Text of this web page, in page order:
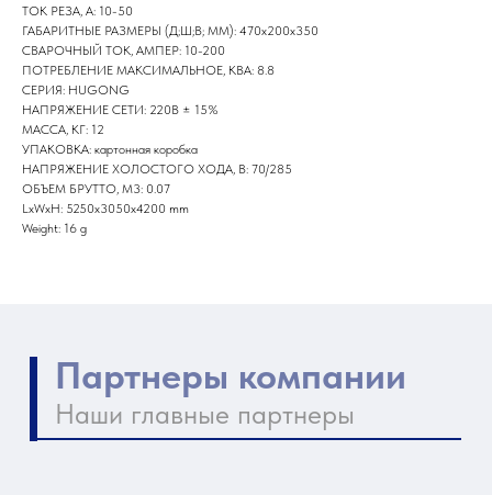
ТОК РЕЗА, А: 10-50
ГАБАРИТНЫЕ РАЗМЕРЫ (Д;Ш;В; ММ): 470x200x350
СВАРОЧНЫЙ ТОК, АМПЕР: 10-200
ПОТРЕБЛЕНИЕ МАКСИМАЛЬНОЕ, КВА: 8.8
СЕРИЯ: HUGONG
НАПРЯЖЕНИЕ СЕТИ: 220В ± 15%
МАССА, КГ: 12
УПАКОВКА: картонная коробка
НАПРЯЖЕНИЕ ХОЛОСТОГО ХОДА, В: 70/285
ОБЪЕМ БРУТТО, М3: 0.07
LxWxH: 5250x3050x4200 mm
Weight: 16 g